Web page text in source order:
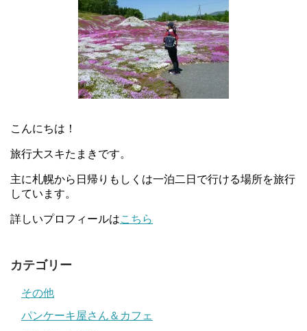
こんにちは！
旅行大スキたまきです。
主に札幌から日帰りもしくは一泊二日で行ける場所を旅行
しています。
詳しいプロフィールはこちら
カテゴリー
その他
パンケーキ屋さん＆カフェ